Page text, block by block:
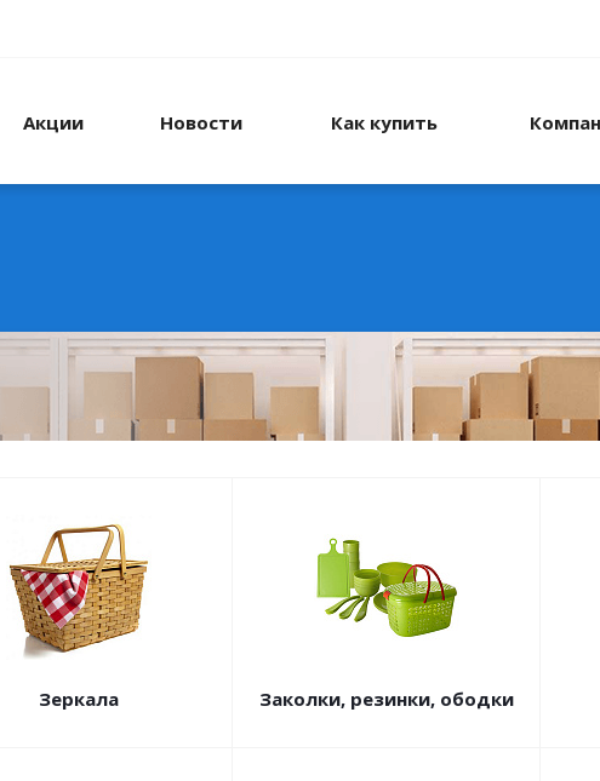
Акции Новости Как купить
Зеркала Заколки, резинки, ободки